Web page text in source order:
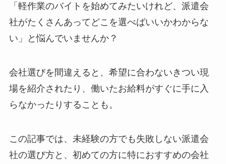
「軽作業のバイトを始めてみたいけれど、派遣会
社がたくさんあってどこを選べばいいかわからな
い」と悩んでいませんか？
会社選びを間違えると、希望に合わないきつい現
場を紹介されたり、働いたお給料がすぐに手に入
らなかったりすることも。
この記事では、未経験の方でも失敗しない派遣会
社の選び方と、初めての方に特におすすめの会社